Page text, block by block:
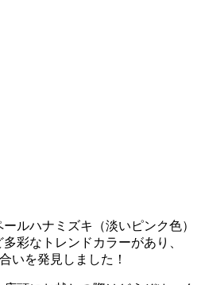
ルハナミズキ（淡いピンク色）
彩なトレンドカラーがあり、
いを発見しました！